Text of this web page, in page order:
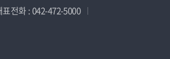
표전화 : 042-472-5000